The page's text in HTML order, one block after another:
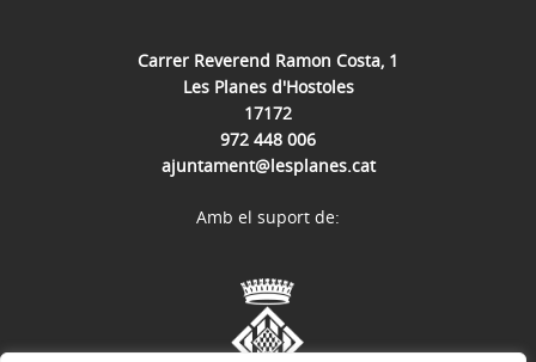
Carrer Reverend Ramon Costa, 1
Les Planes d'Hostoles
17172
972 448 006
ajuntament@lesplanes.cat
Amb el suport de: